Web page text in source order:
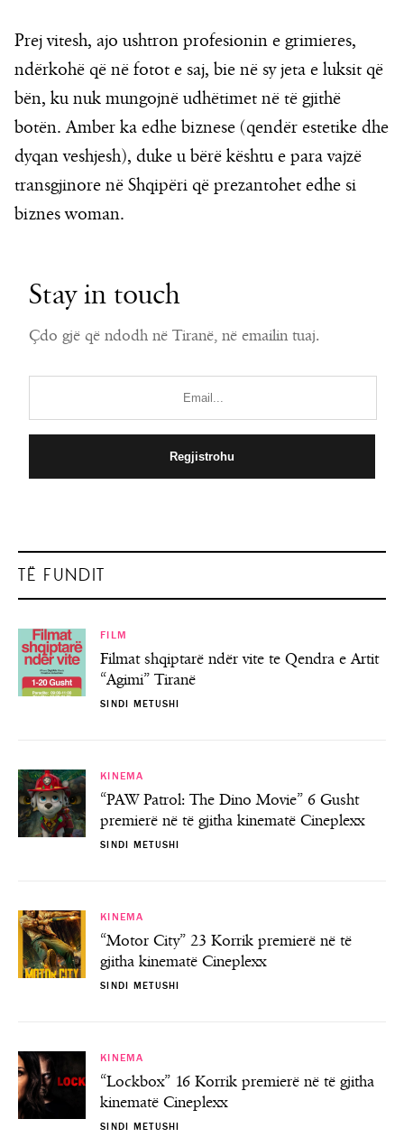
Prej vitesh, ajo ushtron profesionin e grimieres,
ndërkohë që në fotot e saj, bie në sy jeta e luksit që
bën, ku nuk mungojnë udhëtimet në të gjithë
botën. Amber ka edhe biznese (qendër estetike dhe
dyqan veshjesh), duke u bërë kështu e para vajzë
transgjinore në Shqipëri që prezantohet edhe si
biznes woman.
Stay in touch
Çdo gjë që ndodh në Tiranë, në emailin tuaj.
TË FUNDIT
FILM
Filmat shqiptarë ndër vite te Qendra e Artit
“Agimi” Tiranë
SINDI METUSHI
KINEMA
“PAW Patrol: The Dino Movie” 6 Gusht
premierë në të gjitha kinematë Cineplexx
SINDI METUSHI
KINEMA
“Motor City” 23 Korrik premierë në të
gjitha kinematë Cineplexx
SINDI METUSHI
KINEMA
“Lockbox” 16 Korrik premierë në të gjitha
kinematë Cineplexx
SINDI METUSHI